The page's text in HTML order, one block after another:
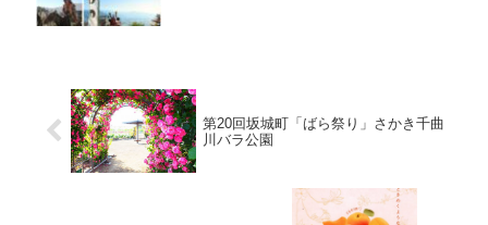
第20回坂城町「ばら祭り」さかき千曲
川バラ公園